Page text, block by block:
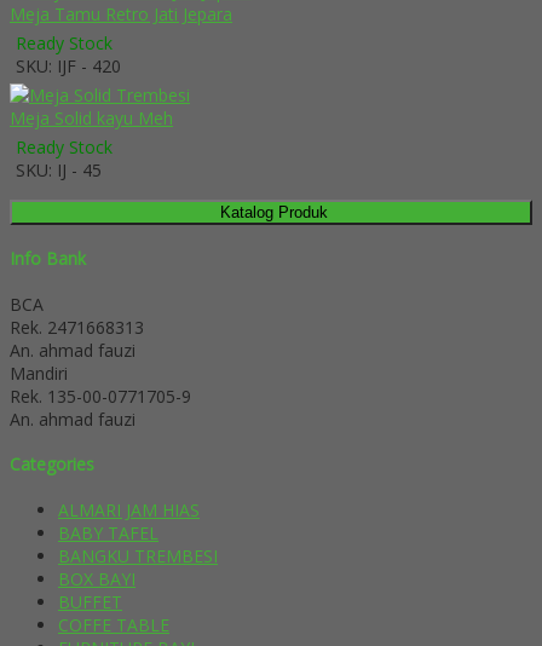
Meja Tamu Retro Jati Jepara
Ready Stock
SKU: IJF - 420
Meja Solid kayu Meh
Ready Stock
SKU: IJ - 45
Katalog Produk
Info Bank
BCA
Rek. 2471668313
An. ahmad fauzi
Mandiri
Rek. 135-00-0771705-9
An. ahmad fauzi
Categories
ALMARI JAM HIAS
BABY TAFEL
BANGKU TREMBESI
BOX BAYI
BUFFET
COFFE TABLE